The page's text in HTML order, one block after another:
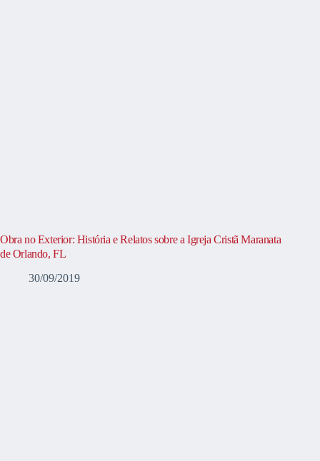
Obra no Exterior: História e Relatos sobre a Igreja Cristã Maranata
de Orlando, FL
30/09/2019